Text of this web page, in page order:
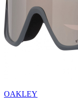
OAKLEY